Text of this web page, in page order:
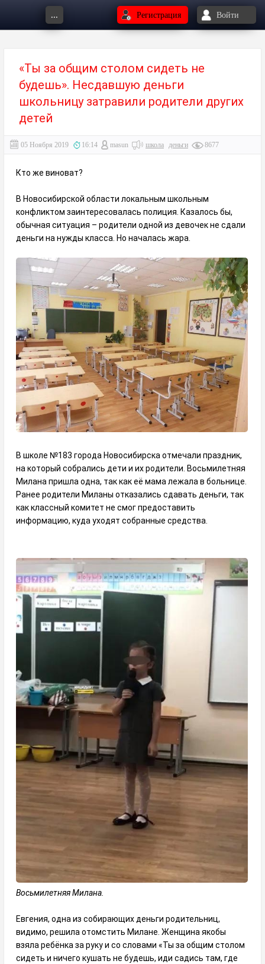
... Регистрация Войти
«Ты за общим столом сидеть не
будешь». Несдавшую деньги
школьницу затравили родители других
детей
05 Ноября 2019 16:14 masun школа деньги 8677
Кто же виноват?
В Новосибирской области локальным школьным
конфликтом заинтересовалась полиция. Казалось бы,
обычная ситуация – родители одной из девочек не сдали
деньги на нужды класса. Но началась жара.
В школе №183 города Новосибирска отмечали праздник,
на который собрались дети и их родители. Восьмилетняя
Милана пришла одна, так как её мама лежала в больнице.
Ранее родители Миланы отказались сдавать деньги, так
как классный комитет не смог предоставить
информацию, куда уходят собранные средства.
Восьмилетняя Милана.
Евгения, одна из собирающих деньги родительниц,
видимо, решила отомстить Милане. Женщина якобы
взяла ребёнка за руку и со словами «Ты за общим столом
сидеть и ничего кушать не будешь, иди садись там, где